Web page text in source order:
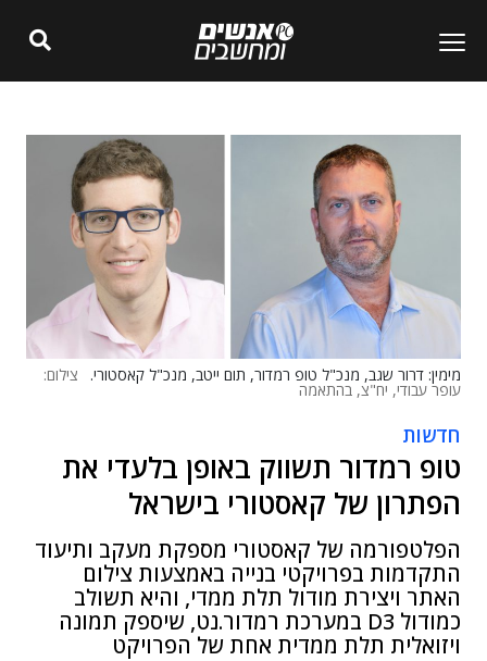
מימין: דרור שגב, מנכ"ל טופ רמדור, תום ייטב, מנכ"ל קאסטורי. צילום:
עופר עבודי, יח"צ, בהתאמה
חדשות
טופ רמדור תשווק באופן בלעדי את
הפתרון של קאסטורי בישראל
הפלטפורמה של קאסטורי מספקת מעקב ותיעוד
התקדמות בפרויקטי בנייה באמצעות צילום
האתר ויצירת מודול תלת ממדי, והיא תשולב
כמודול D3 במערכת רמדור.נט, שיספק תמונה
ויזואלית תלת ממדית אחת של הפרויקט